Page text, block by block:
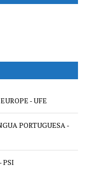
- UFE
PORTUGUESA -
PSI